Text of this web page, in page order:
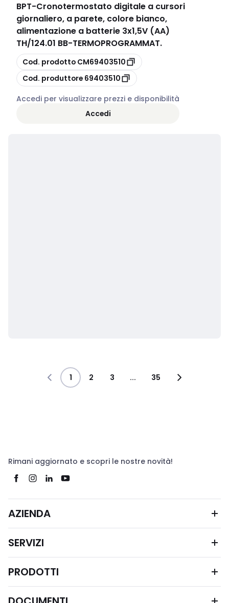
BPT-Cronotermostato digitale a cursori
giornaliero, a parete, colore bianco,
alimentazione a batterie 3x1,5V (AA)
TH/124.01 BB-TERMOPROGRAMMAT.
copia
Cod. prodotto CM69403510
copia
Cod. produttore 69403510
Accedi per visualizzare prezzi e disponibilità
Accedi
1 2 3 ... 35
Rimani aggiornato e scopri le nostre novità!
AZIENDA
SERVIZI
PRODOTTI